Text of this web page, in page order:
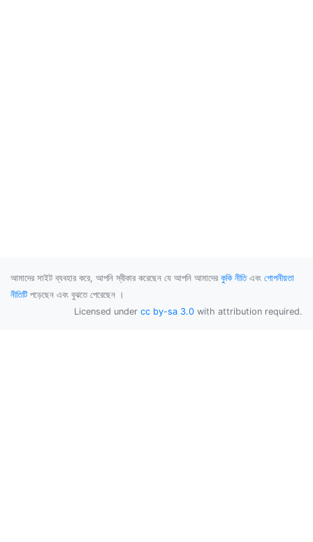
আমাদের সাইট ব্যবহার করে, আপনি স্বীকার করেছেন যে আপনি আমাদের কুকি নীতিএবং গোপনীয়তা
নীতিটি পড়েছেন এবং বুঝতে পেরেছেন ।
Licensed under cc by-sa 3.0 with attribution required.